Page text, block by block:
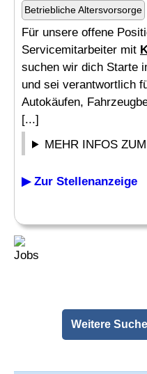
Betriebliche Altersvorsorge
Für unsere offene
Servicemitarbeiter mit
suchen wir dich Starte
und sei verantwortlich
Autokäufen,
[...]
MEHR INFOS
▶ Zur Stellenanzeige
Weitere